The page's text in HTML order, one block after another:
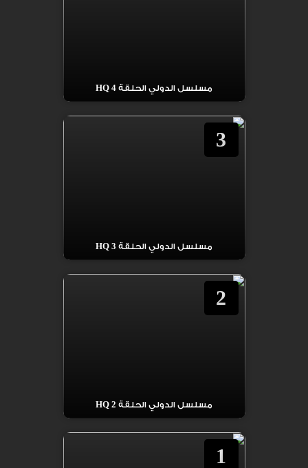
مسلسل الدولي الحلقة 4 HQ
3
مسلسل الدولي الحلقة 3 HQ
2
مسلسل الدولي الحلقة 2 HQ
1